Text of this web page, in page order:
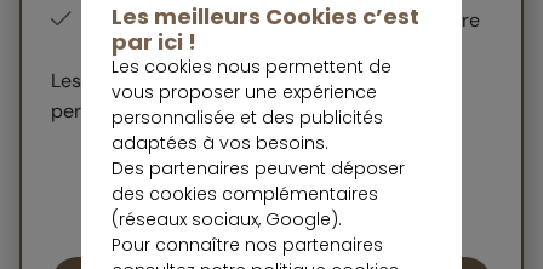
Plus de 700 UC disponibles en gestion libre
Les unités de compte présentent un risque de
perte en capital.
Les meilleurs Cookies c’est
par ici !
Les cookies nous permettent de
vous proposer une expérience
personnalisée et des publicités
adaptées à vos besoins.
Des partenaires peuvent déposer
des cookies complémentaires
(réseaux sociaux, Google).
Pour connaître nos partenaires